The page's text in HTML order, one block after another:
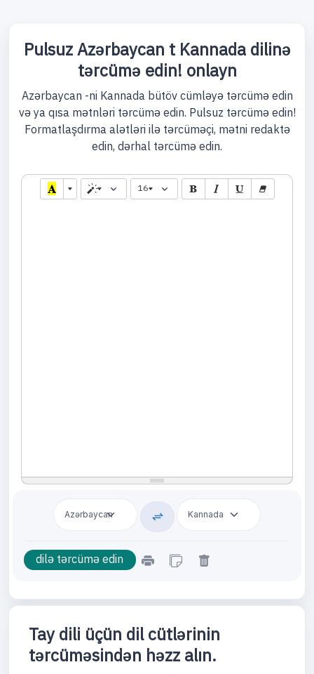
Pulsuz Azərbaycan t Kannada dilinə
tərcümə edin! onlayn
Azərbaycan -ni Kannada bütöv cümləyə tərcümə edin
və ya qısa mətnləri tərcümə edin. Pulsuz tərcümə edin!
Formatlaşdırma alətləri ilə tərcüməçi, mətni redaktə
edin, dərhal tərcümə edin.
16
Tay dili üçün dil cütlərinin
tərcüməsindən həzz alın.